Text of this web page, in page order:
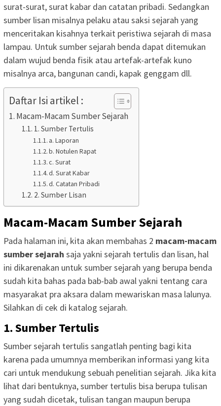
surat-surat, surat kabar dan catatan pribadi. Sedangkan
sumber lisan misalnya pelaku atau saksi sejarah yang
menceritakan kisahnya terkait peristiwa sejarah di masa
lampau. Untuk sumber sejarah benda dapat ditemukan
dalam wujud benda fisik atau artefak-artefak kuno
misalnya arca, bangunan candi, kapak genggam dll.
Daftar Isi artikel :
Macam-Macam Sumber Sejarah
1. Sumber Tertulis
a. Laporan
b. Notulen Rapat
c. Surat
d. Surat Kabar
d. Catatan Pribadi
2. Sumber Lisan
Macam-Macam Sumber Sejarah
Pada halaman ini, kita akan membahas 2 macam-macam
sumber sejarah saja yakni sejarah tertulis dan lisan, hal
ini dikarenakan untuk sumber sejarah yang berupa benda
sudah kita bahas pada bab-bab awal yakni tentang cara
masyarakat pra aksara dalam mewariskan masa lalunya.
Silahkan di cek di katalog sejarah.
1. Sumber Tertulis
Sumber sejarah tertulis sangatlah penting bagi kita
karena pada umumnya memberikan informasi yang kita
cari untuk mendukung sebuah penelitian sejarah. Jika kita
lihat dari bentuknya, sumber tertulis bisa berupa tulisan
yang sudah dicetak, tulisan tangan maupun berupa